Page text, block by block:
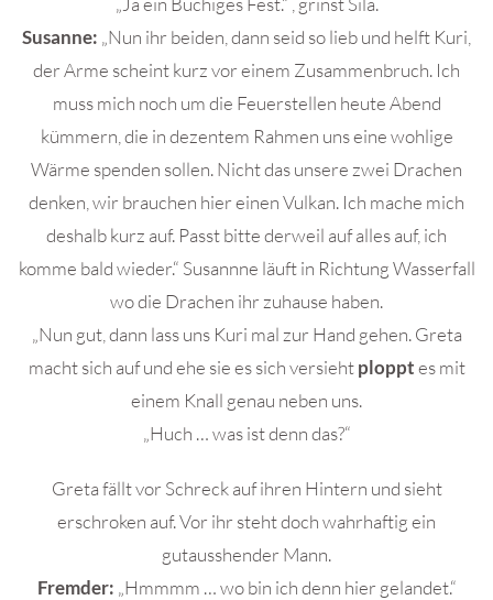
Susanne: „Nun ihr beiden, dann seid so lieb und helft Kuri,
der Arme scheint kurz vor einem Zusammenbruch. Ich
muss mich noch um die Feuerstellen heute Abend
kümmern, die in dezentem Rahmen uns eine wohlige
Wärme spenden sollen. Nicht das unsere zwei Drachen
denken, wir brauchen hier einen Vulkan. Ich mache mich
deshalb kurz auf. Passt bitte derweil auf alles auf, ich
komme bald wieder.“ Susannne läuft in Richtung Wasserfall
wo die Drachen ihr zuhause haben.
„Nun gut, dann lass uns Kuri mal zur Hand gehen. Greta
macht sich auf und ehe sie es sich versiehtplopptes mit
einem Knall genau neben uns.
„Huch … was ist denn das?“
Greta fällt vor Schreck auf ihren Hintern und sieht
erschroken auf. Vor ihr steht doch wahrhaftig ein
gutausshender Mann.
Fremder: „Hmmmm … wo bin ich denn hier gelandet.“